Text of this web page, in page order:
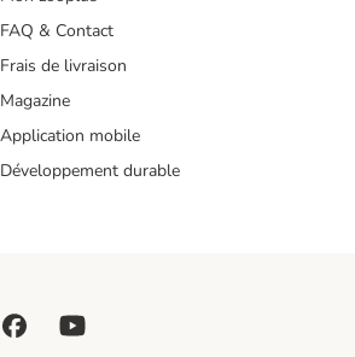
FAQ & Contact
Frais de livraison
Magazine
Application mobile
Développement durable